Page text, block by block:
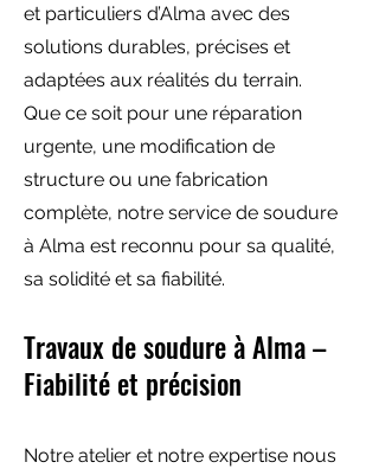
et particuliers d’Alma avec des
solutions durables, précises et
adaptées aux réalités du terrain.
Que ce soit pour une réparation
urgente, une modification de
structure ou une fabrication
complète, notre service de soudure
à Alma est reconnu pour sa qualité,
sa solidité et sa fiabilité.
Travaux de soudure à Alma –
Fiabilité et précision
Notre atelier et notre expertise nous